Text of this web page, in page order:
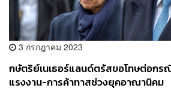
3 กรกฎาคม 2023
กษัตริย์เนเธอร์แลนด์ตรัสขอโทษต่อกร
แรงงาน-การค้าทาสช่วงยุคอาณานิคม